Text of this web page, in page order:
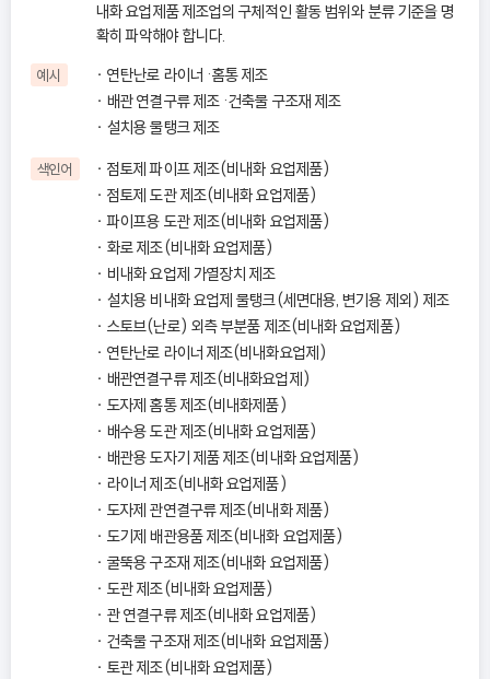
내화 요업제품 제조업의 구체적인 활동 범위와 분류 기준을 명
확히 파악해야 합니다.
예시
연탄난로 라이너 ·홈통 제조
배관 연결구류 제조 ·건축물 구조재 제조
설치용 물탱크 제조
색인어
점토제 파이프 제조(비내화 요업제품)
점토제 도관 제조(비내화 요업제품)
파이프용 도관 제조(비내화 요업제품)
화로 제조(비내화 요업제품)
비내화 요업제 가열장치 제조
설치용 비내화 요업제 물탱크(세면대용, 변기용 제외) 제조
스토브(난로) 외측 부분품 제조(비내화 요업제품)
연탄난로 라이너 제조(비내화요업제)
배관연결구류 제조(비내화요업제)
도자제 홈통 제조(비내화제품)
배수용 도관 제조(비내화 요업제품)
배관용 도자기 제품 제조(비내화 요업제품)
라이너 제조(비내화 요업제품)
도자제 관연결구류 제조(비내화 제품)
도기제 배관용품 제조(비내화 요업제품)
굴뚝용 구조재 제조(비내화 요업제품)
도관 제조(비내화 요업제품)
관 연결구류 제조(비내화 요업제품)
건축물 구조재 제조(비내화 요업제품)
토관 제조(비내화 요업제품)